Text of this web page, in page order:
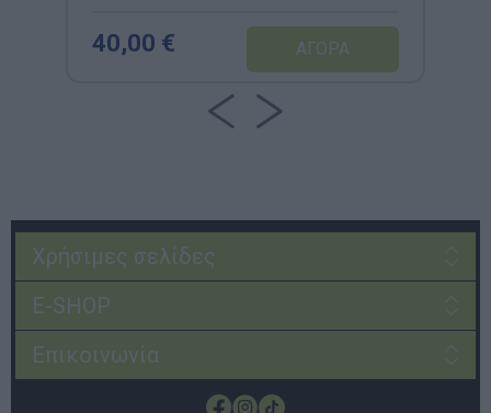
40,00 €
Χρήσιμες σελίδες
E-SHOP
Επικοινωνία